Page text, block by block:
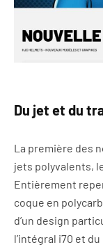
Du jet et du
La première des
jets polyvalents,
Entièrement
coque en
d’un design
l’intégral i70 et